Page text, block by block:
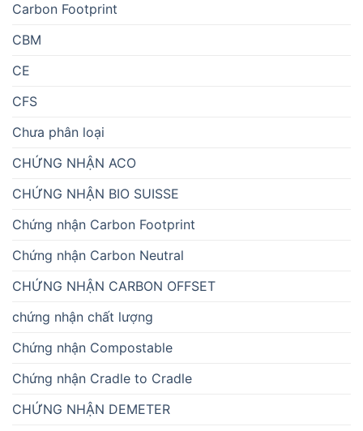
Carbon Footprint
CBM
CE
CFS
Chưa phân loại
CHỨNG NHẬN ACO
CHỨNG NHẬN BIO SUISSE
Chứng nhận Carbon Footprint
Chứng nhận Carbon Neutral
CHỨNG NHẬN CARBON OFFSET
chứng nhận chất lượng
Chứng nhận Compostable
Chứng nhận Cradle to Cradle
CHỨNG NHẬN DEMETER